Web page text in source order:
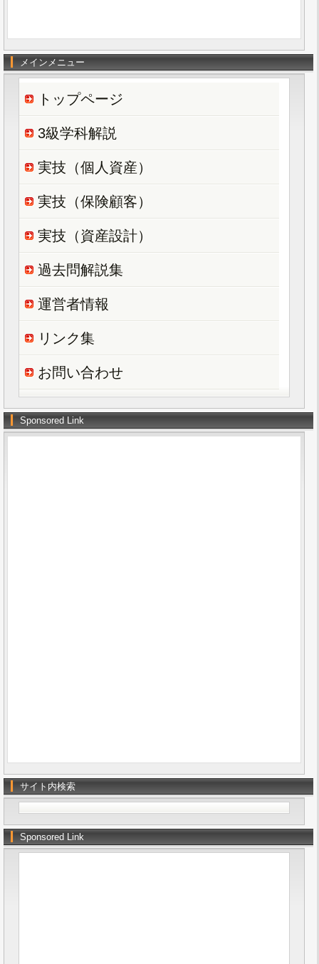
メインメニュー
トップページ
3級学科解説
実技（個人資産）
実技（保険顧客）
実技（資産設計）
過去問解説集
運営者情報
リンク集
お問い合わせ
Sponsored Link
サイト内検索
Sponsored Link